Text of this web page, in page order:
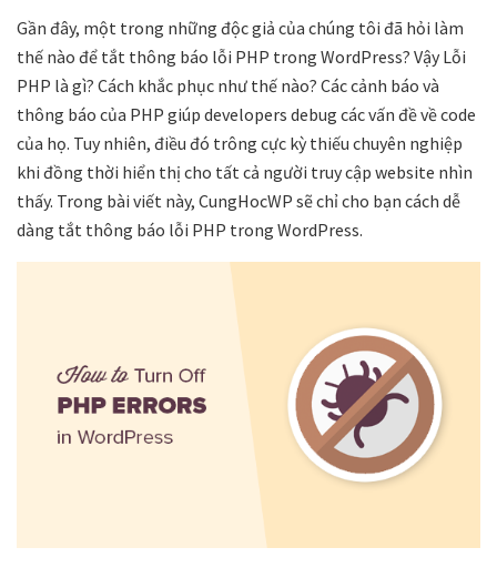
Gần đây, một trong những độc giả của chúng tôi đã hỏi làm
thế nào để tắt thông báo lỗi PHP trong WordPress? Vậy Lỗi
PHP là gì? Cách khắc phục như thế nào? Các cảnh báo và
thông báo của PHP giúp developers debug các vấn đề về code
của họ. Tuy nhiên, điều đó trông cực kỳ thiếu chuyên nghiệp
khi đồng thời hiển thị cho tất cả người truy cập website nhìn
thấy. Trong bài viết này, CungHocWP sẽ chỉ cho bạn cách dễ
dàng tắt thông báo lỗi PHP trong WordPress.